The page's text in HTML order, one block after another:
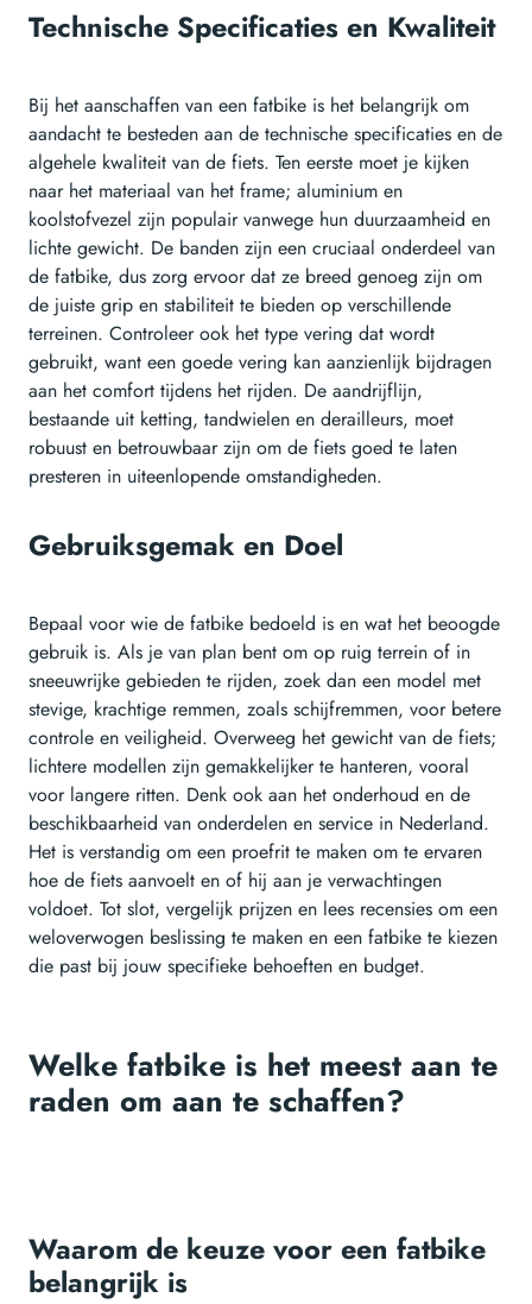
Technische Specificaties en Kwaliteit
Bij het aanschaffen van een fatbike is het belangrijk om
aandacht te besteden aan de technische specificaties en de
algehele kwaliteit van de fiets. Ten eerste moet je kijken
naar het materiaal van het frame; aluminium en
koolstofvezel zijn populair vanwege hun duurzaamheid en
lichte gewicht. De banden zijn een cruciaal onderdeel van
de fatbike, dus zorg ervoor dat ze breed genoeg zijn om
de juiste grip en stabiliteit te bieden op verschillende
terreinen. Controleer ook het type vering dat wordt
gebruikt, want een goede vering kan aanzienlijk bijdragen
aan het comfort tijdens het rijden. De aandrijflijn,
bestaande uit ketting, tandwielen en derailleurs, moet
robuust en betrouwbaar zijn om de fiets goed te laten
presteren in uiteenlopende omstandigheden.
Gebruiksgemak en Doel
Bepaal voor wie de fatbike bedoeld is en wat het beoogde
gebruik is. Als je van plan bent om op ruig terrein of in
sneeuwrijke gebieden te rijden, zoek dan een model met
stevige, krachtige remmen, zoals schijfremmen, voor betere
controle en veiligheid. Overweeg het gewicht van de fiets;
lichtere modellen zijn gemakkelijker te hanteren, vooral
voor langere ritten. Denk ook aan het onderhoud en de
beschikbaarheid van onderdelen en service in Nederland.
Het is verstandig om een proefrit te maken om te ervaren
hoe de fiets aanvoelt en of hij aan je verwachtingen
voldoet. Tot slot, vergelijk prijzen en lees recensies om een
weloverwogen beslissing te maken en een fatbike te kiezen
die past bij jouw specifieke behoeften en budget.
Welke fatbike is het meest aan te
raden om aan te schaffen?
Waarom de keuze voor een fatbike
belangrijk is